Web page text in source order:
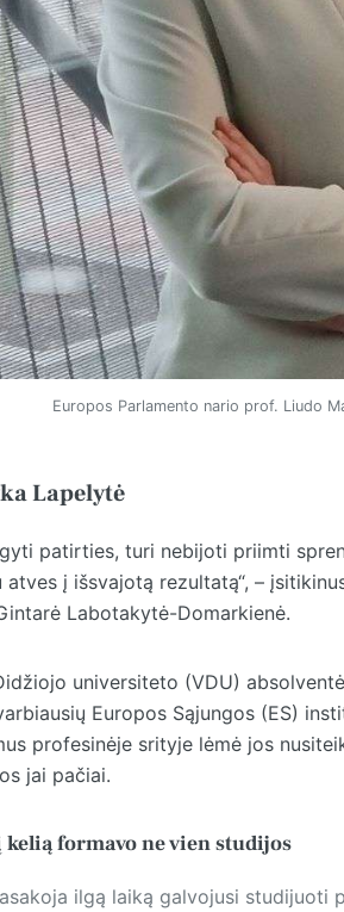
Europos Parlamento nario prof. Liudo
Lapelytė
patirties, turi nebijoti priimti
atves į išsvajotą rezultatą“, –
Labotakytė-Domarkienė.
universiteto (VDU)
Europos Sąjungos (ES)
profesinėje srityje lėmė jos
jai pačiai.
formavo ne vien studijos
ilgą laiką galvojusi studijuoti